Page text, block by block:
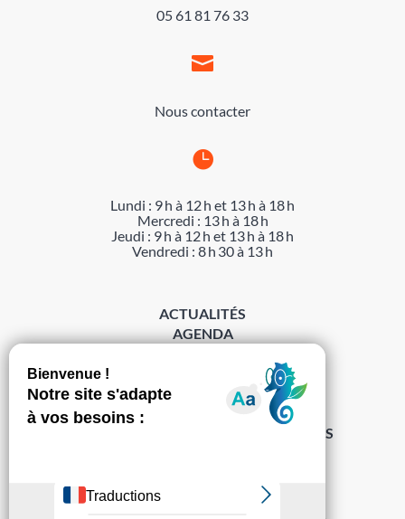
05 61 81 76 33

Nous contacter

Lundi : 9 h à 12 h et 13 h à 18 h
Mercredi : 13 h à 18 h
Jeudi : 9 h à 12 h et 13 h à 18 h
Vendredi : 8 h 30 à 13 h
ACTUALITÉS
AGENDA
MENTIONS LÉGALES
PROTECTION DES DONNÉES
POLITIQUE DE GESTION DES COOKIES